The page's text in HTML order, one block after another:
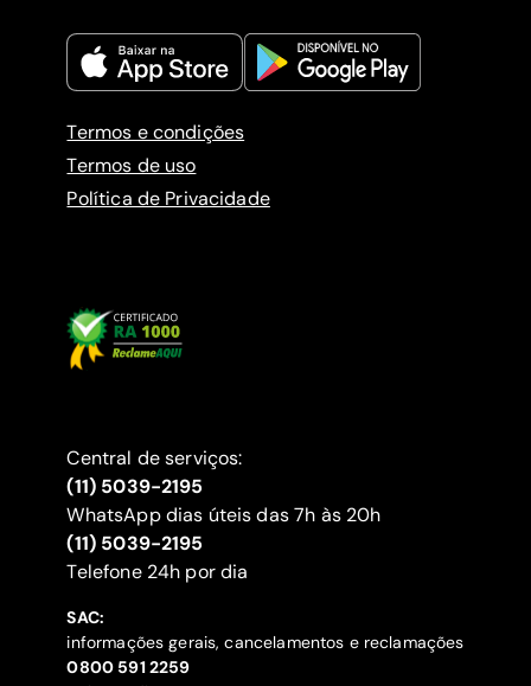
Termos e condições
Termos de uso
Política de Privacidade
Central de serviços:
(11) 5039-2195
WhatsApp dias úteis das 7h às 20h
(11) 5039-2195
‍Telefone 24h por dia
SAC:
informações gerais, cancelamentos e reclamações
‍0800 591 2259